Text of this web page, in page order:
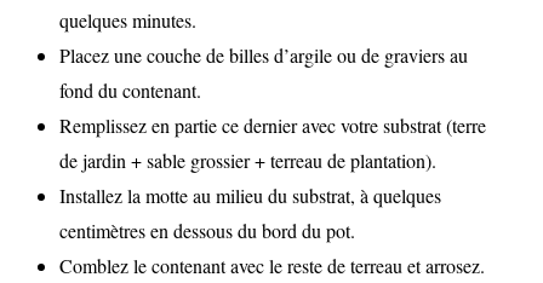
quelques minutes.
Placez une couche de billes d’argile ou de graviers au
fond du contenant.
Remplissez en partie ce dernier avec votre substrat (terre
de jardin + sable grossier + terreau de plantation).
Installez la motte au milieu du substrat, à quelques
centimètres en dessous du bord du pot.
Comblez le contenant avec le reste de terreau et arrosez.